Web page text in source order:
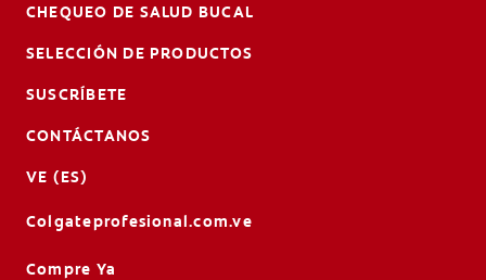
CHEQUEO DE SALUD BUCAL
SELECCIÓN DE PRODUCTOS
SUSCRÍBETE
CONTÁCTANOS
VE (ES)
Colgateprofesional.com.ve
Compre Ya